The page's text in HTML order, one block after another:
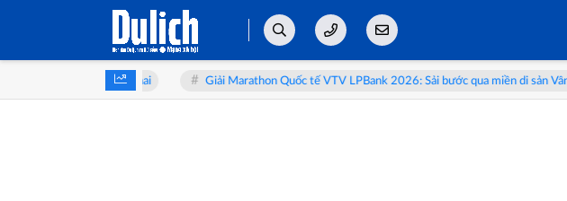
bàn về y học bào thai Giải Marathon Quốc tế VTV LPBank 2026: Sải bước qua miền di sản Vân Long